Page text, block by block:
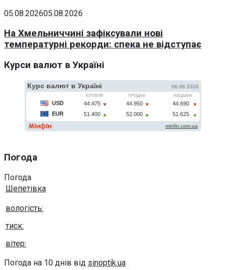
05.08.202605.08.2026
На Хмельниччині зафіксували нові
температурні рекорди: спека не відступає
Курси валют в Україні
Погода
Погода
Шепетівка
вологість:
тиск:
вітер:
Погода на 10 днів від sinoptik.ua